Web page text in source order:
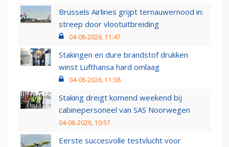
Brussels Airlines grijpt ternauwernood in:
streep door vlootuitbreiding
04-08-2026, 11:47
Stakingen en dure brandstof drukken
winst Lufthansa hard omlaag
04-08-2026, 11:38
Staking dreigt komend weekend bij
cabinepersoneel van SAS Noorwegen
04-08-2026, 10:57
Eerste succesvolle testvlucht voor